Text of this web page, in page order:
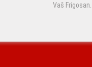
Vaš Frigosan...